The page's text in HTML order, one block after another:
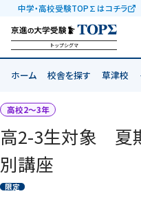
中学・高校受験TOP∑はコチラ
トップシグマ
ホーム 校舎を探す 草津校
高校2〜3年
高2-3生対象 夏
別講座
限定